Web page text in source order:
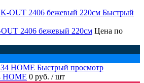
Быстрый
2406 бежевый 220см Цена по
Быстрый просмотр
HOME 0 руб. / шт